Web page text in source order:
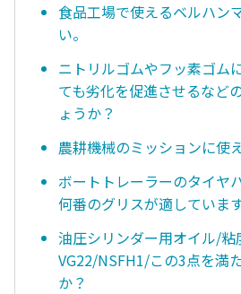
食品工場で使えるベルハン
い。
ニトリルゴムやフッ素ゴム
ても劣化を促進させるなど
ょうか？
農耕機械のミッションに使
ボートトレーラーのタイヤ
何番のグリスが適していま
油圧シリンダー用オイル/粘
VG22/NSFH1/この3点を満
か？